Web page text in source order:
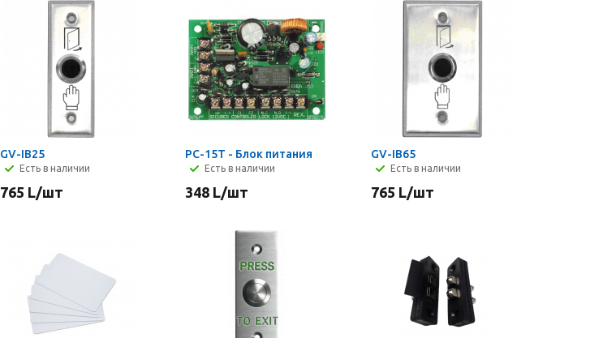
GV-IB25
Есть в наличии
765 L/шт
PC-15T - Блок питания
Есть в наличии
348 L/шт
GV-IB65
Есть в наличии
765 L/шт